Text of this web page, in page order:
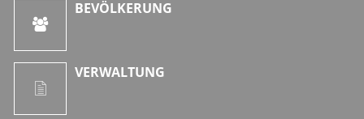
BEVÖLKERUNG
VERWALTUNG